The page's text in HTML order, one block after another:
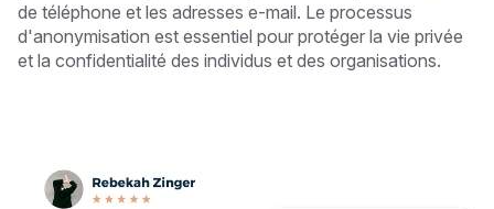
de téléphone et les adresses e-mail. Le processus
d'anonymisation est essentiel pour protéger la vie privée
et la confidentialité des individus et des organisations.